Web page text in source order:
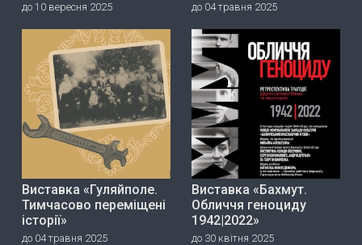
до 10 вересня 2025 до 04 травня 2025
Виставка «Гуляйполе.
Тимчасово переміщені
історії»
до 04 травня 2025
Виставка «Бахмут.
Обличчя геноциду
1942|2022»
до 30 квітня 2025